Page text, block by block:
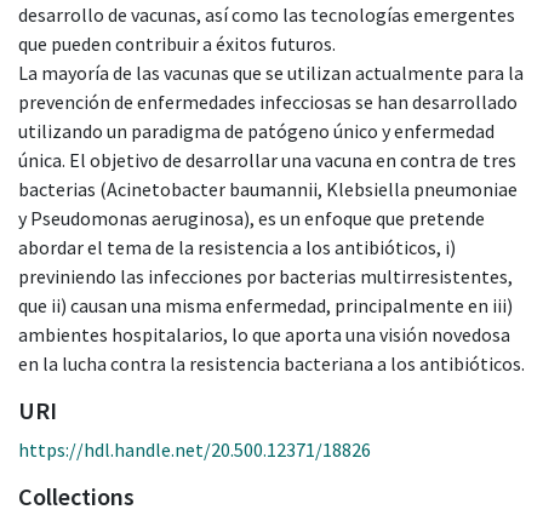
desarrollo de vacunas, así como las tecnologías emergentes
que pueden contribuir a éxitos futuros.
La mayoría de las vacunas que se utilizan actualmente para la
prevención de enfermedades infecciosas se han desarrollado
utilizando un paradigma de patógeno único y enfermedad
única. El objetivo de desarrollar una vacuna en contra de tres
bacterias (Acinetobacter baumannii, Klebsiella pneumoniae
y Pseudomonas aeruginosa), es un enfoque que pretende
abordar el tema de la resistencia a los antibióticos, i)
previniendo las infecciones por bacterias multirresistentes,
que ii) causan una misma enfermedad, principalmente en iii)
ambientes hospitalarios, lo que aporta una visión novedosa
en la lucha contra la resistencia bacteriana a los antibióticos.
URI
https://hdl.handle.net/20.500.12371/18826
Collections